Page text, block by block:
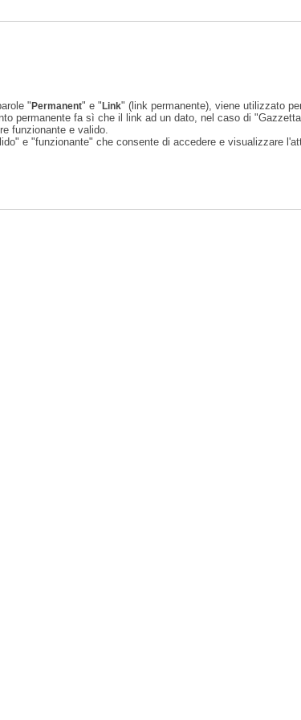
"Permanent" e "Link" (link permanente), viene utilizzato
permanente fa sì che il link ad un dato, nel caso di "Gazzetta
funzionante e valido.
e "funzionante" che consente di accedere e visualizzare